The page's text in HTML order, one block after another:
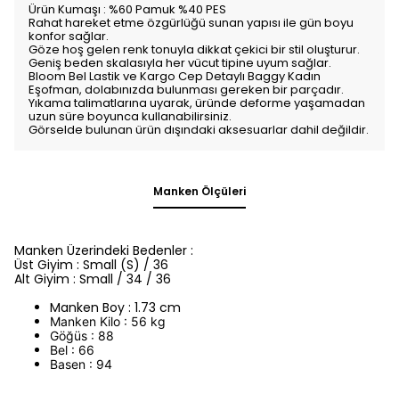
Ürün Kumaşı : %60 Pamuk %40 PES
Rahat hareket etme özgürlüğü sunan yapısı ile gün boyu
konfor sağlar.
Göze hoş gelen renk tonuyla dikkat çekici bir stil oluşturur.
Geniş beden skalasıyla her vücut tipine uyum sağlar.
Bloom Bel Lastik ve Kargo Cep Detaylı Baggy Kadın
Eşofman, dolabınızda bulunması gereken bir parçadır.
Yıkama talimatlarına uyarak, üründe deforme yaşamadan
uzun süre boyunca kullanabilirsiniz.
Görselde bulunan ürün dışındaki aksesuarlar dahil değildir.
Manken Ölçüleri
Manken Üzerindeki Bedenler :
Üst Giyim : Small (S) / 36
Alt Giyim : Small / 34 / 36
Manken Boy : 1.73 cm
Manken Kilo : 56 kg
Göğüs : 88
Bel : 66
Basen : 94